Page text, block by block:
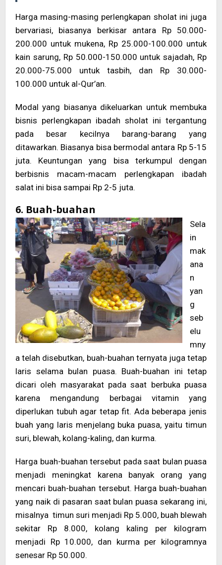
Harga masing-masing perlengkapan sholat ini juga
bervariasi, biasanya berkisar antara Rp 50.000-
200.000 untuk mukena, Rp 25.000-100.000 untuk
kain sarung, Rp 50.000-150.000 untuk sajadah, Rp
20.000-75.000 untuk tasbih, dan Rp 30.000-
100.000 untuk al-Qur’an.
Modal yang biasanya dikeluarkan untuk membuka
bisnis perlengkapan ibadah sholat ini tergantung
pada besar kecilnya barang-barang yang
ditawarkan. Biasanya bisa bermodal antara Rp 5-15
juta. Keuntungan yang bisa terkumpul dengan
berbisnis macam-macam perlengkapan ibadah
salat ini bisa sampai Rp 2-5 juta.
6. Buah-buahan
Sela
in
mak
ana
n
yan
g
seb
elu
mny
a telah disebutkan, buah-buahan ternyata juga tetap
laris selama bulan puasa. Buah-buahan ini tetap
dicari oleh masyarakat pada saat berbuka puasa
karena mengandung berbagai vitamin yang
diperlukan tubuh agar tetap fit. Ada beberapa jenis
buah yang laris menjelang buka puasa, yaitu timun
suri, blewah, kolang-kaling, dan kurma.
Harga buah-buahan tersebut pada saat bulan puasa
menjadi meningkat karena banyak orang yang
mencari buah-buahan tersebut. Harga buah-buahan
yang naik di pasaran saat bulan puasa sekarang ini,
misalnya timun suri menjadi Rp 5.000, buah blewah
sekitar Rp 8.000, kolang kaling per kilogram
menjadi Rp 10.000, dan kurma per kilogramnya
senesar Rp 50.000.